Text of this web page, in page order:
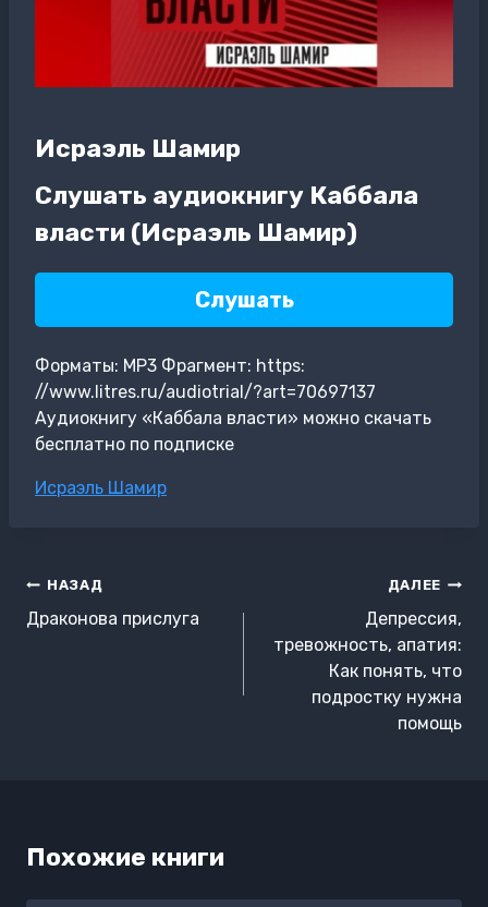
Исраэль Шамир
Слушать аудиокнигу Каббала
власти (Исраэль Шамир)
Слушать
Форматы: MP3 Фрагмент: https:
//www.litres.ru/audiotrial/?art=70697137
Аудиокнигу «Каббала власти» можно скачать
бесплатно по подписке
Метки
Исраэль Шамир
Навигация
по
НАЗАД
Драконова прислуга
ДАЛЕЕ
Депрессия,
тревожность, апатия:
Как понять, что
подростку нужна
помощь
Похожие книги